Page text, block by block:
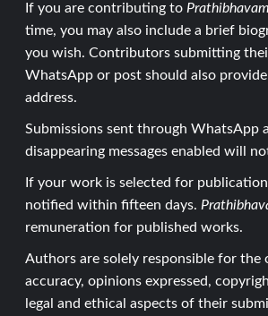
If you are contributing to Prathibhavam
time, you may also include a brief
you wish. Contributors submitting
WhatsApp or post should also provide
address.
Submissions sent through WhatsApp
disappearing messages enabled will
If your work is selected for
notified within fifteen days.
remuneration for published works.
Authors are solely responsible for the
accuracy, opinions expressed,
legal and ethical aspects of their